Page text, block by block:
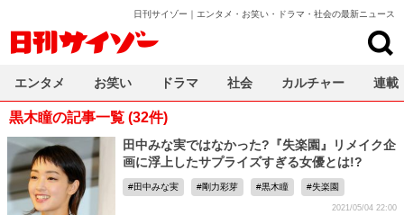
日刊サイゾー｜エンタメ・お笑い・ドラマ・社会の最新ニュース
黒木瞳の記事一覧 (32件)
田中みな実ではなかった?『失楽園』リメイク企
画に浮上したサプライズすぎる女優とは!?
田中みな実 剛力彩芽 黒木瞳 失楽園
2021/05/04 22:00
エンタメ お笑い ドラマ 社会 カルチャー 連載